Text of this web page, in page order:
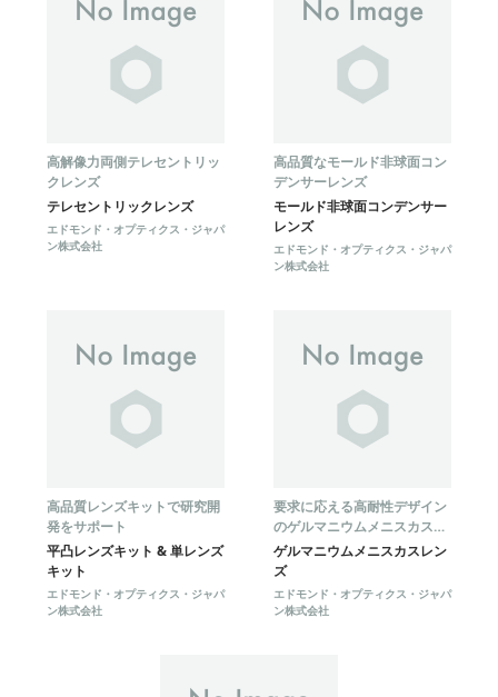
高解像力両側テレセントリッ
クレンズ
テレセントリックレンズ
エドモンド・オプティクス・ジャパ
ン株式会社
高品質なモールド非球面コン
デンサーレンズ
モールド非球面コンデンサー
レンズ
エドモンド・オプティクス・ジャパ
ン株式会社
高品質レンズキットで研究開
発をサポート
平凸レンズキット & 単レンズ
キット
エドモンド・オプティクス・ジャパ
ン株式会社
要求に応える高耐性デザイン
のゲルマニウムメニスカスレ
ンズ
ゲルマニウムメニスカスレン
ズ
エドモンド・オプティクス・ジャパ
ン株式会社